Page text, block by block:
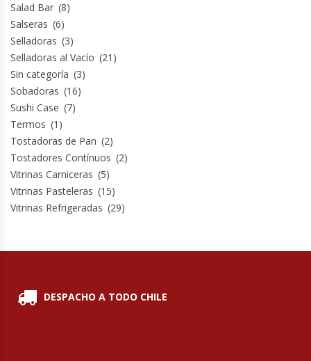
Salad Bar (8)
Salseras (6)
Selladoras (3)
Selladoras al Vacío (21)
Sin categoría (3)
Sobadoras (16)
Sushi Case (7)
Termos (1)
Tostadoras de Pan (2)
Tostadores Contínuos (2)
Vitrinas Carniceras (5)
Vitrinas Pasteleras (15)
Vitrinas Refrigeradas (29)
DESPACHO A TODO CHILE